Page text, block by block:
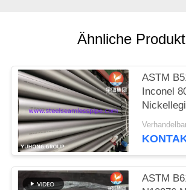
PRIVACY
POLICY
Ähnliche
ASTM
Inconel
die
ASTM